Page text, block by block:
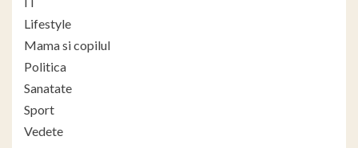
Lifestyle
Mama si copilul
Politica
Sanatate
Sport
Vedete